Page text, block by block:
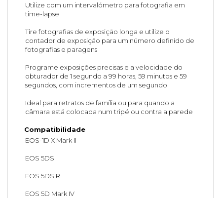
Utilize com um intervalómetro para fotografia em
time-lapse
Tire fotografias de exposição longa e utilize o
contador de exposição para um número definido de
fotografias e paragens
Programe exposições precisas e a velocidade do
obturador de 1 segundo a 99 horas, 59 minutos e 59
segundos, com incrementos de um segundo
Ideal para retratos de família ou para quando a
câmara está colocada num tripé ou contra a parede
Compatibilidade
EOS-1D X Mark II
EOS 5DS
EOS 5DS R
EOS 5D Mark IV